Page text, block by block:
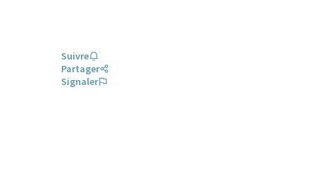
Suivre
Partager
Signaler